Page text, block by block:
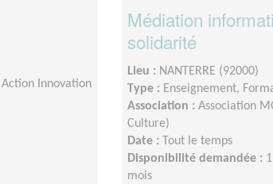
Innovation
Médiation
solidarité
Lieu : NANTERRE (92000)
Type : Enseignement,
Association : Association
Culture)
Date :
Tout le temps
Disponibilité demandée :
mois